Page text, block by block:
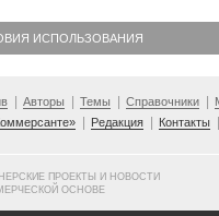
ИСПОЛЬЗОВАНИЯ
Авторы Темы Справочники
Редакция Контакты
ПРОЕКТЫ И НОВОСТИ
ОСНОВЕ